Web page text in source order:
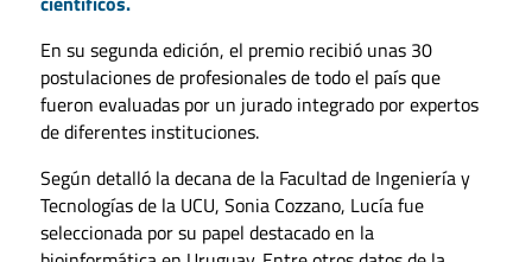
En su segunda edición, el premio recibió unas 30
postulaciones de profesionales de todo el país que
fueron evaluadas por un jurado integrado por expertos
de diferentes instituciones.
Según detalló la decana de la Facultad de Ingeniería y
Tecnologías de la UCU, Sonia Cozzano, Lucía fue
seleccionada por su papel destacado en la